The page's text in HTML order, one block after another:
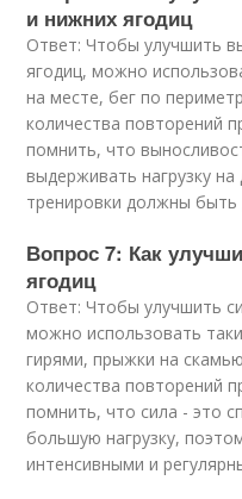
и нижних ягодиц
Ответ: Чтобы улучшить
ягодиц, можно
на месте, бег по
количества повторений
помнить, что
выдерживать нагрузку
тренировки должны
Вопрос 7: Как
ягодиц
Ответ: Чтобы улучшить
можно использовать
гирями, прыжки на
количества повторений
помнить, что сила - это
большую нагрузку,
интенсивными и